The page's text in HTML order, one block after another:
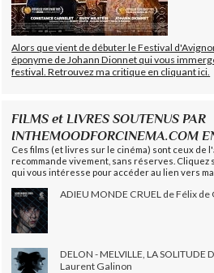
Alors que vient de débuter le Festival
éponyme de Johann Dionnet qui vous
festival. Retrouvez ma critique en cliquant ici.
FILMS et LIVRES SOUTENUS PAR
INTHEMOODFORCINEMA.COM
Ces films (et livres sur le cinéma) sont ceux de
recommande vivement, sans réserves. Cliquez
qui vous intéresse pour accéder au lien vers
ADIEU MONDE CRUEL de Félix de
DELON - MELVILLE, LA SOLITUDE
Laurent Galinon